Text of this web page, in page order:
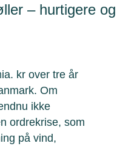
– hurtigere
kr over tre år
Om
ikke
ordrekrise, som
på vind,